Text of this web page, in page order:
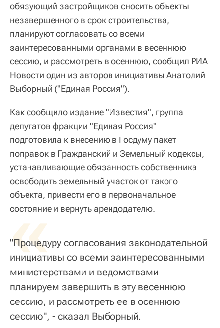
обязующий застройщиков сносить объекты
незавершенного в срок строительства,
планируют согласовать со всеми
заинтересованными органами в весеннюю
сессию, и рассмотреть в осеннюю, сообщил РИА
Новости один из авторов инициативы Анатолий
Выборный ("Единая Россия").
Как сообщило издание "Известия", группа
депутатов фракции "Единая Россия"
подготовила к внесению в Госдуму пакет
поправок в Гражданский и Земельный кодексы,
устанавливающие обязанность собственника
освободить земельный участок от такого
объекта, привести его в первоначальное
состояние и вернуть арендодателю.
«
"Процедуру согласования законодательной
инициативы со всеми заинтересованными
министерствами и ведомствами
планируем завершить в эту весеннюю
сессию, и рассмотреть ее в осеннюю
сессию", - сказал Выборный.